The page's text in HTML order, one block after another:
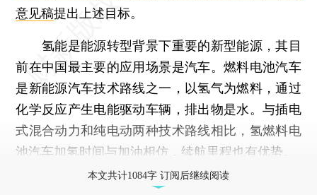
意见稿提出上述目标。
氢能是能源转型背景下重要的新型能源，其目
前在中国最主要的应用场景是汽车。燃料电池汽车
是新能源汽车技术路线之一，以氢气为燃料，通过
化学反应产生电能驱动车辆，排出物是水。与插电
式混合动力和纯电动两种技术路线相比，氢燃料电
池汽车加氢时间与加油相仿，续航里程也有优势。
本文共计1084字 订阅后继续阅读